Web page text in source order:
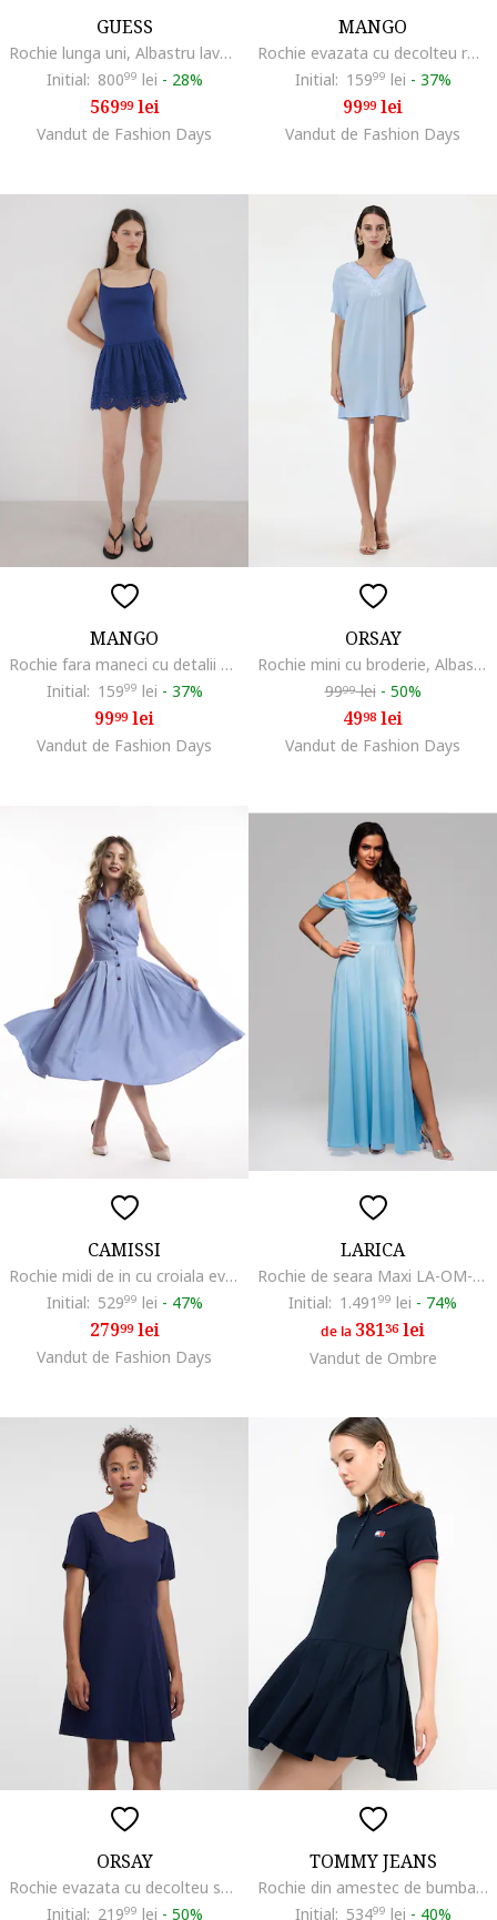
GUESS
Rochie lunga uni, Albastru lavanda
Initial: 80099 lei - 28%
56999lei
Vandut de Fashion Days
MANGO
Rochie evazata cu decolteu rotund, Bleumarin
Initial: 15999 lei - 37%
9999lei
Vandut de Fashion Days
MANGO
Rochie fara maneci cu detalii perforate, Bleumarin
Initial: 15999 lei - 37%
9999lei
Vandut de Fashion Days
ORSAY
Rochie mini cu broderie, Albastru pastel
9999lei - 50%
4998 lei
Vandut de Fashion Days
CAMISSI
Rochie midi de in cu croiala evazata Valeria, Albastru azur
Initial: 52999 lei - 47%
27999lei
Vandut de Fashion Days
LARICA
Rochie de seara Maxi LA-OM-DLR038, Albastru deschis
Initial: 1.491 99 lei - 74%
de la 38136lei
Vandut de Ombre
ORSAY
Rochie evazata cu decolteu sweetheart, Bleumarin
Initial: 21999 lei - 50%
TOMMY JEANS
Rochie din amestec de bumbac cu guler polo, Albastru ultramarin
Initial: 53499 lei - 40%